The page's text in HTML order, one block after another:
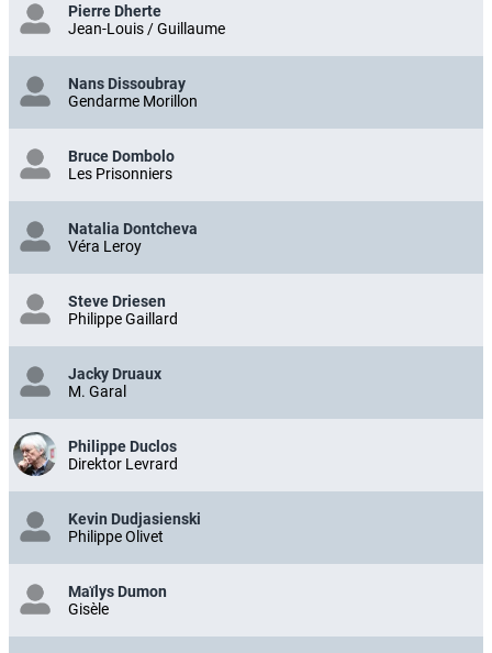
Pierre Dherte
Jean-Louis / Guillaume
Nans Dissoubray
Gendarme Morillon
Bruce Dombolo
Les Prisonniers
Natalia Dontcheva
Véra Leroy
Steve Driesen
Philippe Gaillard
Jacky Druaux
M. Garal
Philippe Duclos
Direktor Levrard
Kevin Dudjasienski
Philippe Olivet
Maïlys Dumon
Gisèle